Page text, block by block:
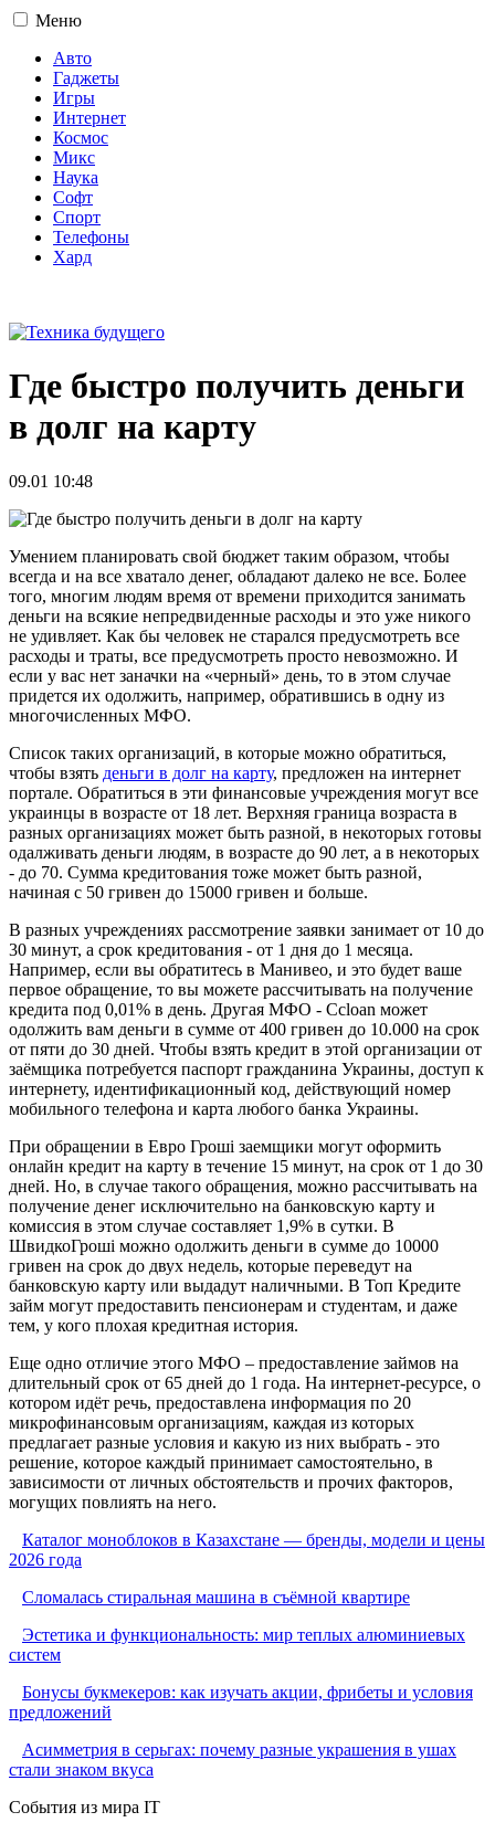
Меню
Авто
Гаджеты
Игры
Интернет
Космос
Микс
Наука
Софт
Спорт
Телефоны
Хард
Где быстро получить деньги
в долг на карту
09.01 10:48
Умением планировать свой бюджет таким образом, чтобы
всегда и на все хватало денег, обладают далеко не все. Более
того, многим людям время от времени приходится занимать
деньги на всякие непредвиденные расходы и это уже никого
не удивляет. Как бы человек не старался предусмотреть все
расходы и траты, все предусмотреть просто невозможно. И
если у вас нет заначки на «черный» день, то в этом случае
придется их одолжить, например, обратившись в одну из
многочисленных МФО.
Список таких организаций, в которые можно обратиться,
чтобы взять деньги в долг на карту, предложен на интернет
портале. Обратиться в эти финансовые учреждения могут все
украинцы в возрасте от 18 лет. Верхняя граница возраста в
разных организациях может быть разной, в некоторых готовы
одалживать деньги людям, в возрасте до 90 лет, а в некоторых
- до 70. Сумма кредитования тоже может быть разной,
начиная с 50 гривен до 15000 гривен и больше.
В разных учреждениях рассмотрение заявки занимает от 10 до
30 минут, а срок кредитования - от 1 дня до 1 месяца.
Например, если вы обратитесь в Манивео, и это будет ваше
первое обращение, то вы можете рассчитывать на получение
кредита под 0,01% в день. Другая МФО - Ccloan может
одолжить вам деньги в сумме от 400 гривен до 10.000 на срок
от пяти до 30 дней. Чтобы взять кредит в этой организации от
заёмщика потребуется паспорт гражданина Украины, доступ к
интернету, идентификационный код, действующий номер
мобильного телефона и карта любого банка Украины.
При обращении в Евро Гроші заемщики могут оформить
онлайн кредит на карту в течение 15 минут, на срок от 1 до 30
дней. Но, в случае такого обращения, можно рассчитывать на
получение денег исключительно на банковскую карту и
комиссия в этом случае составляет 1,9% в сутки. В
ШвидкоГроші можно одолжить деньги в сумме до 10000
гривен на срок до двух недель, которые переведут на
банковскую карту или выдадут наличными. В Топ Кредите
займ могут предоставить пенсионерам и студентам, и даже
тем, у кого плохая кредитная история.
Еще одно отличие этого МФО – предоставление займов на
длительный срок от 65 дней до 1 года. На интернет-ресурсе, о
котором идёт речь, предоставлена информация по 20
микрофинансовым организациям, каждая из которых
предлагает разные условия и какую из них выбрать - это
решение, которое каждый принимает самостоятельно, в
зависимости от личных обстоятельств и прочих факторов,
могущих повлиять на него.
Каталог моноблоков в Казахстане — бренды, модели и цены
2026 года
Сломалась стиральная машина в съёмной квартире
Эстетика и функциональность: мир теплых алюминиевых
систем
Бонусы букмекеров: как изучать акции, фрибеты и условия
предложений
Асимметрия в серьгах: почему разные украшения в ушах
стали знаком вкуса
События из мира IT